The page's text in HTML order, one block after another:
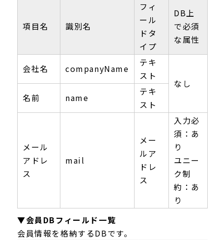
項目名 識別名
フィ
ール
ドタ
イプ
DB上
で必須
な属性
会社名 companyName
テキ
スト
なし
名前
name
テキ
スト
メール
アドレ
ス
mail
メー
ルア
ドレ
ス
入力必
須：あ
り
ユニー
ク制
約：あ
り
▼会員DBフィールド一覧
会員情報を格納するDBです。